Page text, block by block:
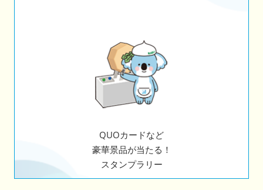
QUOカードなど
豪華景品が当たる！
スタンプラリー